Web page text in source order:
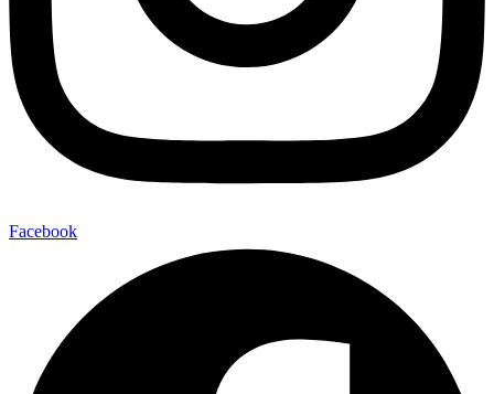
Facebook